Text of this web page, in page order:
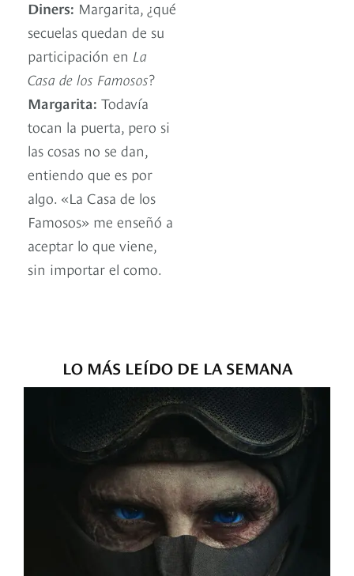
Diners: Margarita, ¿qué
secuelas quedan de su
participación en La
Casa de los Famosos?
Margarita: Todavía
tocan la puerta, pero si
las cosas no se dan,
entiendo que es por
algo. «La Casa de los
Famosos» me enseñó a
aceptar lo que viene,
sin importar el como.
LO MÁS LEÍDO DE LA SEMANA